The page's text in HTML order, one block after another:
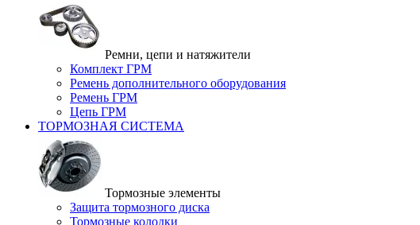
Ремни, цепи и натяжители
Комплект ГРМ
Ремень дополнительного оборудования
Ремень ГРМ
Цепь ГРМ
ТОРМОЗНАЯ СИСТЕМА
Тормозные элементы
Защита тормозного диска
Тормозные колодки